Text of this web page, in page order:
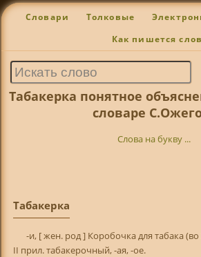
Словари Толковые
Как пишется
Табакерка понятное
словаре
Слова на букву ...
Табакерка
-и, [ жен. род ] Коробочка для табака (во
II прил. табакерочный, -ая, -ое.